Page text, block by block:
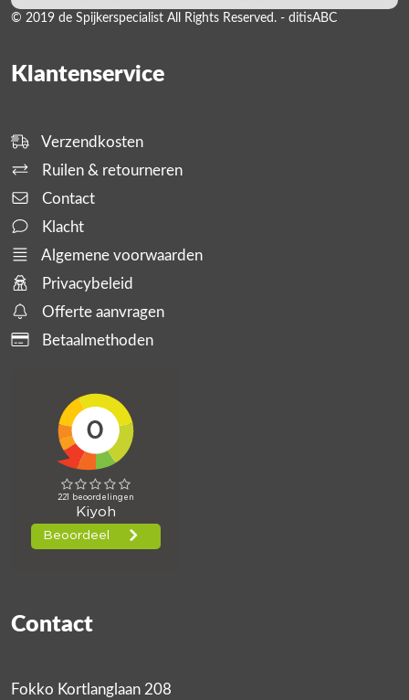
© 2019 de Spijkerspecialist All Rights Reserved. - ditisABC
Klantenservice
Verzendkosten
Ruilen & retourneren
Contact
Klacht
Algemene voorwaarden
Privacybeleid
Offerte aanvragen
Betaalmethoden
Contact
Fokko Kortlanglaan 208